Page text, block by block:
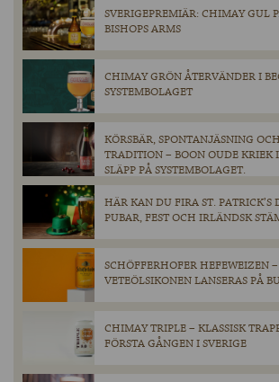
SVERIGEPREMIÄR: CHIMAY GUL
BISHOPS ARMS
CHIMAY GRÖN ÅTERVÄNDER I
SYSTEMBOLAGET
KÖRSBÄR, SPONTANJÄSNING
TRADITION – BOON OUDE KRIEK
SLÄPP PÅ SYSTEMBOLAGET.
HÄR KAN DU FIRA ST. PATRICK’S
PUBAR, FEST OCH IRLÄNDSK
SCHÖFFERHOFER HEFEWEIZEN
VETEÖLSIKONEN LANSERAS PÅ
CHIMAY TRIPLE – KLASSISK
FÖRSTA GÅNGEN I SVERIGE